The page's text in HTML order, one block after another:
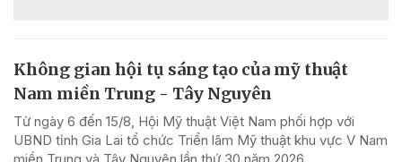
Không gian hội tụ sáng tạo của mỹ thuật
Nam miền Trung - Tây Nguyên
Từ ngày 6 đến 15/8, Hội Mỹ thuật Việt Nam phối hợp với
UBND tỉnh Gia Lai tổ chức Triển lãm Mỹ thuật khu vực V Nam